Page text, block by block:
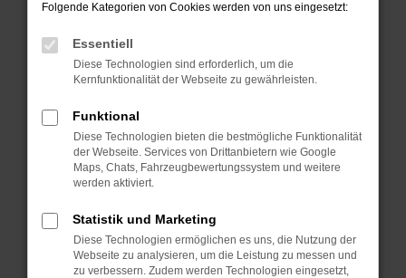
Prüfe deine Browsererweiterungen.
Manche Erweiterungen, wie Werbeblocker,
können das Laden bestimmter Seiten
verhindern. Funktioniert die Seite in einem
Fenster?
Starte dein Gerät neu.
Das kann manchmal helfen, vorübergehende
Probleme zu beheben.
Betriebssystem auf dem neuesten Stand
sind.
Veraltete Software birgt nicht nur ein
Folgende Kategorien von Cookies werden von uns eingesetzt:
Essentiell
Diese Technologien sind erforderlich, um die
Kernfunktionalität der Webseite zu gewährleisten.
Funktional
Diese Technologien bieten die bestmögliche Funktionalität
der Webseite. Services von Drittanbietern wie Google
Maps, Chats, Fahrzeugbewertungssystem und weitere
werden aktiviert.
Statistik und Marketing
Diese Technologien ermöglichen es uns, die Nutzung der
Webseite zu analysieren, um die Leistung zu messen und
zu verbessern. Zudem werden Technologien eingesetzt,